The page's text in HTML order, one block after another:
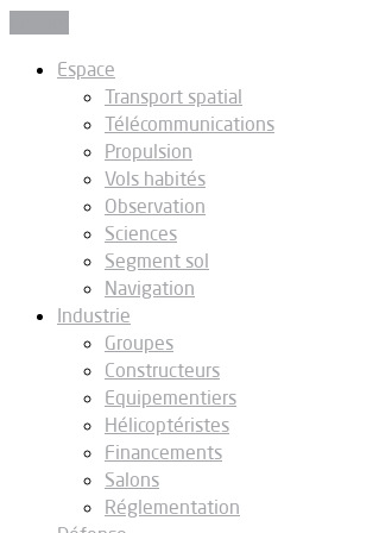
Espace
Transport spatial
Télécommunications
Propulsion
Vols habités
Observation
Sciences
Segment sol
Navigation
Industrie
Groupes
Constructeurs
Equipementiers
Hélicoptéristes
Financements
Salons
Réglementation